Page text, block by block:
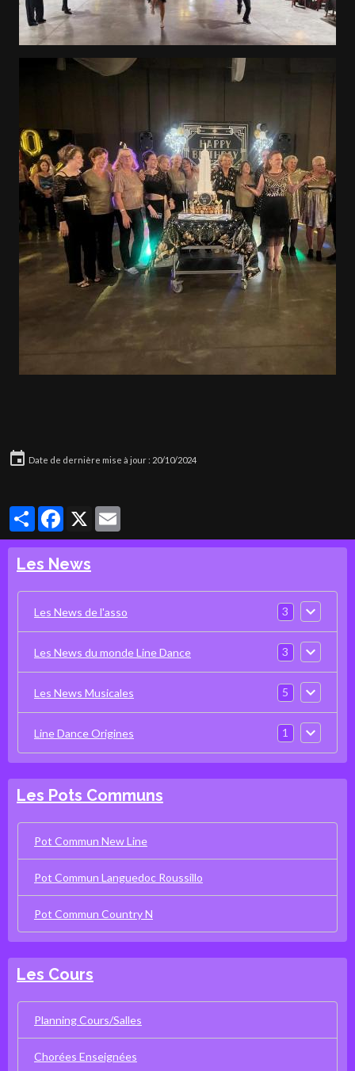
Date de dernière mise à jour : 20/10/2024
PartagerFacebook
X
Les News
Les News de l'asso 3
Les News du monde Line Dance 3
Les News Musicales 5
Line Dance Origines 1
Les Pots Communs
Pot Commun New Line
Pot Commun Languedoc Roussillo
Pot Commun Country N
Les Cours
Planning Cours/Salles
Chorées Enseignées